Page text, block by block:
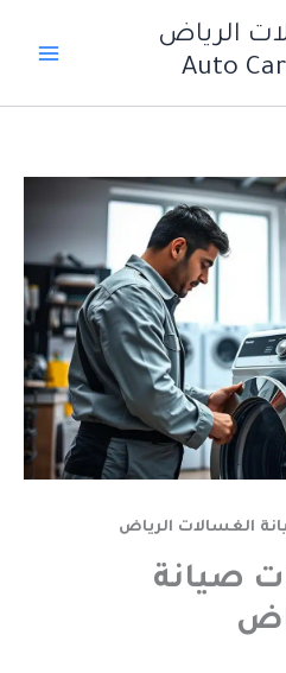
الرياض
Auto
الغسالات الرياض
صيانة